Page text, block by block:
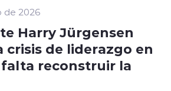
de 2026
Harry Jürgensen
crisis de liderazgo en
falta reconstruir la